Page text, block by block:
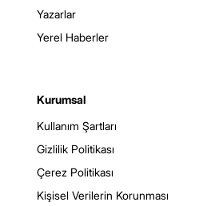
Yazarlar
Yerel Haberler
Kurumsal
Kullanım Şartları
Gizlilik Politikası
Çerez Politikası
Kişisel Verilerin Korunması